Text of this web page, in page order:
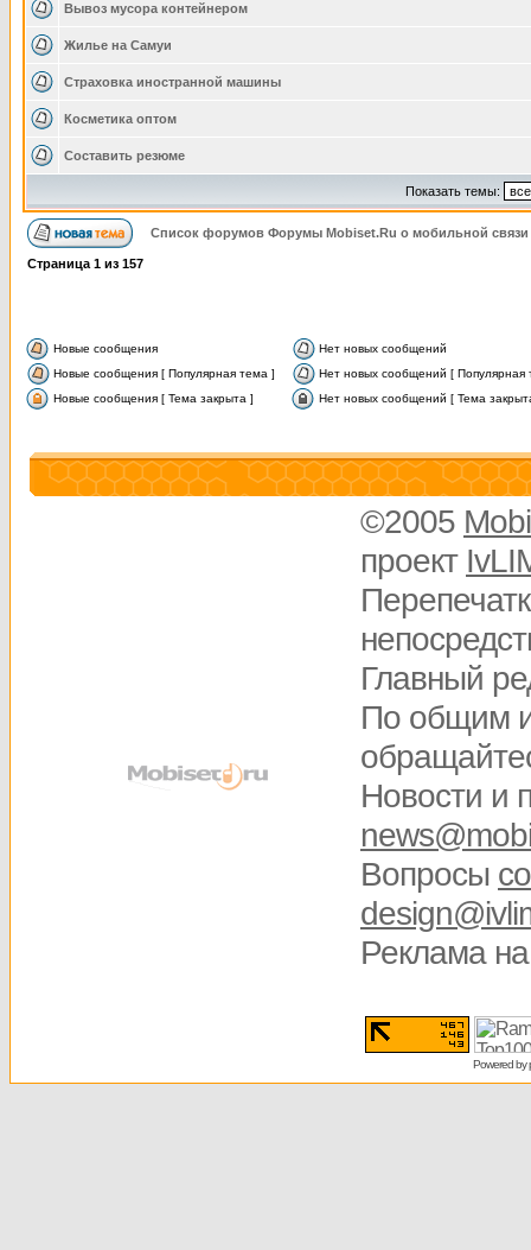
Вывоз мусора контейнером
Жилье на Самуи
Страховка иностранной машины
Косметика оптом
Составить резюме
Показать темы:
Список форумов Форумы Mobiset.Ru о мобильной связи
Страница 1 из 157
Новые сообщения
Нет новых сообщений
Новые сообщения [ Популярная тема ]
Нет новых сообщений [ Популярная
Новые сообщения [ Тема закрыта ]
Нет новых сообщений [ Тема
©2005
проект
Главный
По общим
Новости и
Вопросы
Реклама
Powered by